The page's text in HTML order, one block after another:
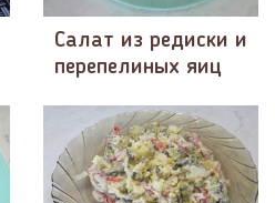
Салат из редиски и
перепелиных яиц